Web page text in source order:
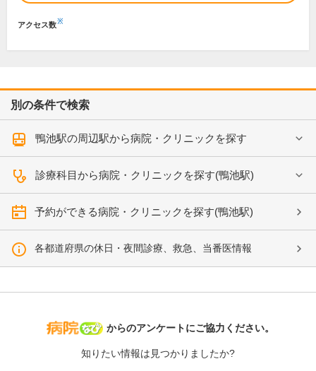
アクセス数※
別の条件で検索
鴨池駅の周辺駅から病院・クリニックを探す
診療科目から病院・クリニックを探す(鴨池駅)
予約ができる病院・クリニックを探す(鴨池駅)
各都道府県の休日・夜間診療、救急、当番医情報
病院なび
からのアンケートにご協力ください。
知りたい情報は見つかりましたか?